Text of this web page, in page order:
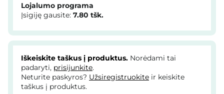
Lojalumo programa
Įsigiję gausite: 7.80 tšk.
Iškeiskite taškus į produktus. Norėdami tai
padaryti, prisijunkite.
Neturite paskyros? Užsiregistruokite ir keiskite
taškus į produktus.